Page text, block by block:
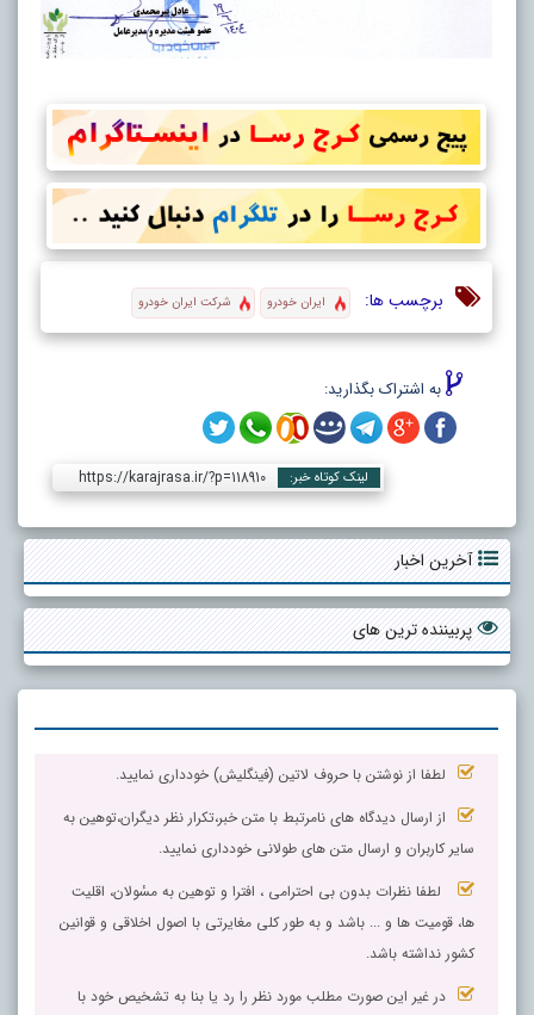
برچسب ها: ایران خودرو شرکت ایران خودرو
به اشتراک بگذارید:
لینک کوتاه خبر: https://karajrasa.ir/?p=118910
آخرین اخبار
پربیننده ترین های
لطفا از نوشتن با حروف لاتین (فینگلیش) خودداری نمایید.
از ارسال دیدگاه های نامرتبط با متن خبر،تکرار نظر دیگران،توهین به
سایر کاربران و ارسال متن های طولانی خودداری نمایید.
لطفا نظرات بدون بی احترامی ، افترا و توهین به مسٔولان، اقلیت
ها، قومیت ها و ... باشد و به طور کلی مغایرتی با اصول اخلاقی و قوانین
کشور نداشته باشد.
در غیر این صورت مطلب مورد نظر را رد یا بنا به تشخیص خود با